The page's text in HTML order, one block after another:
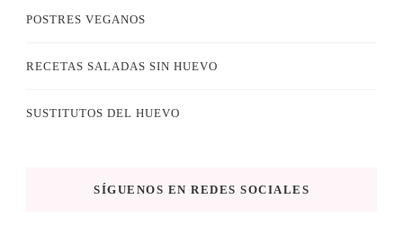
POSTRES VEGANOS
RECETAS SALADAS SIN HUEVO
SUSTITUTOS DEL HUEVO
SÍGUENOS EN REDES SOCIALES